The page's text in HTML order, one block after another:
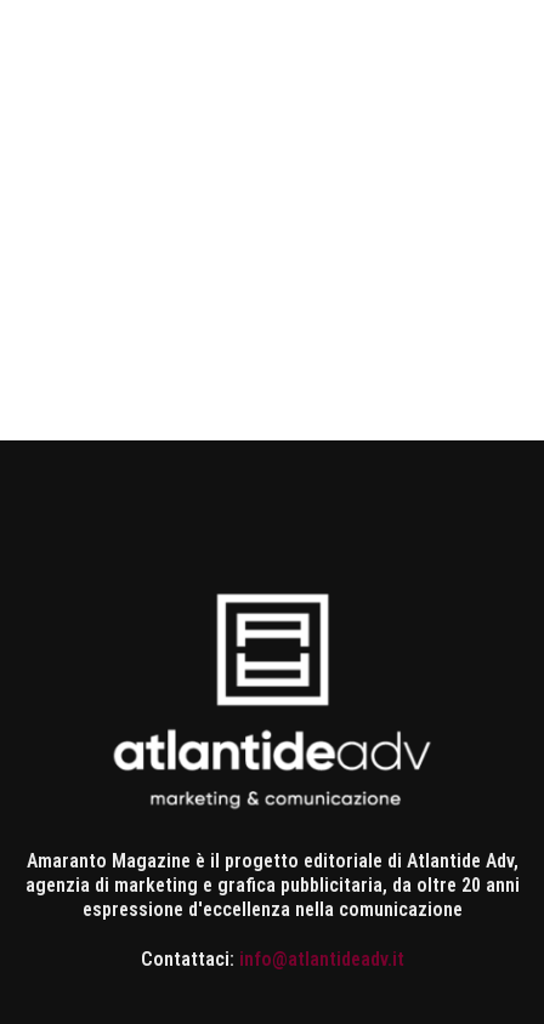
Amaranto Magazine è il progetto editoriale di Atlantide Adv,
agenzia di marketing e grafica pubblicitaria, da oltre 20 anni
espressione d'eccellenza nella comunicazione
Contattaci: info@atlantideadv.it